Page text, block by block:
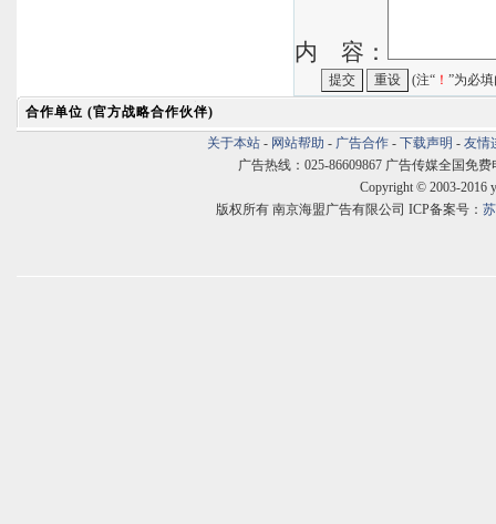
内 容：
(注“ ！ ”为必
合作单位 (官方战略合作伙伴)
关于本站 - 网站帮助 - 广告合作 - 下载声明 - 友情
广告热线：025-86609867 广告传媒全国免费
Copyright © 2003-2016
版权所有 南京海盟广告有限公司 ICP备案号：